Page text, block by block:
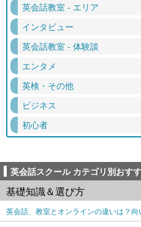
英会話教室 - エリア
インタビュー
英会話教室 - 体験談
エンタメ
英検・その他
ビジネス
初心者
英会話スクール カテゴリ別おす
基礎知識＆選び方
英会話、教室とオンラインの違いは？